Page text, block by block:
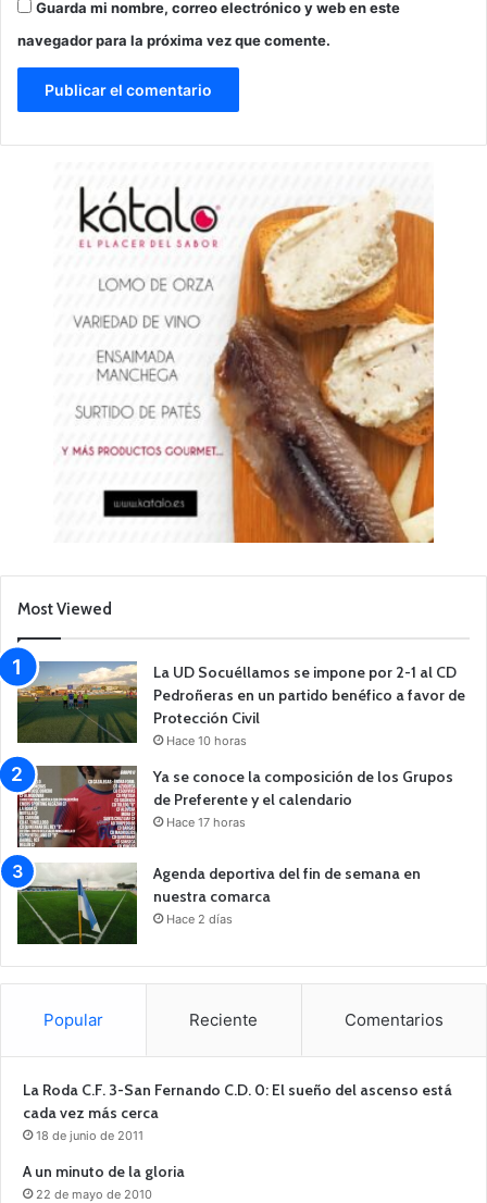
Guarda mi nombre, correo electrónico y web en este
navegador para la próxima vez que comente.
Most Viewed
La UD Socuéllamos se impone por 2-1 al CD
Pedroñeras en un partido benéfico a favor de
Protección Civil
Hace 10 horas
Ya se conoce la composición de los Grupos
de Preferente y el calendario
Hace 17 horas
Agenda deportiva del fin de semana en
nuestra comarca
Hace 2 días
Popular Reciente Comentarios
La Roda C.F. 3-San Fernando C.D. 0: El sueño del ascenso está
cada vez más cerca
18 de junio de 2011
A un minuto de la gloria
22 de mayo de 2010